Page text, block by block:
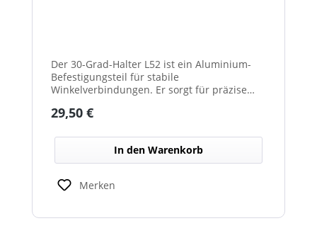
Der 30-Grad-Halter L52 ist ein Aluminium-
Befestigungsteil für stabile
Winkelverbindungen. Er sorgt für präzise
Durch das leichte, korrosionsbeständige
Anwendungen.
Regulärer Preis:
29,50 €
In den Warenkorb
Merken